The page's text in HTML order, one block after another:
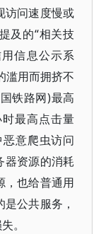
访问速度慢或
及的“相关技
信息公示系
滥用而拥挤不
铁路网)最高
最高点击量
意爬虫访问
器资源的消耗
，也给普通用
公共服务，
。